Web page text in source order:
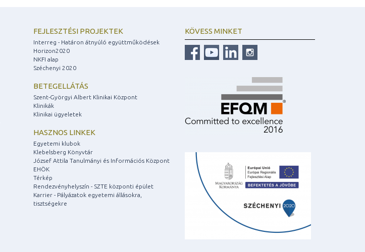
FEJLESZTÉSI PROJEKTEK
Interreg - Határon átnyúló együttműködések
Horizon2020
NKFI alap
Széchenyi 2020
BETEGELLÁTÁS
Szent-Györgyi Albert Klinikai Központ
Klinikák
Klinikai ügyeletek
HASZNOS LINKEK
Egyetemi klubok
Klebelsberg Könyvtár
József Attila Tanulmányi és Információs Központ
EHÖK
Térkép
Rendezvényhelyszín - SZTE központi épület
Karrier - Pályázatok egyetemi állásokra,
tisztségekre
KÖVESS MINKET